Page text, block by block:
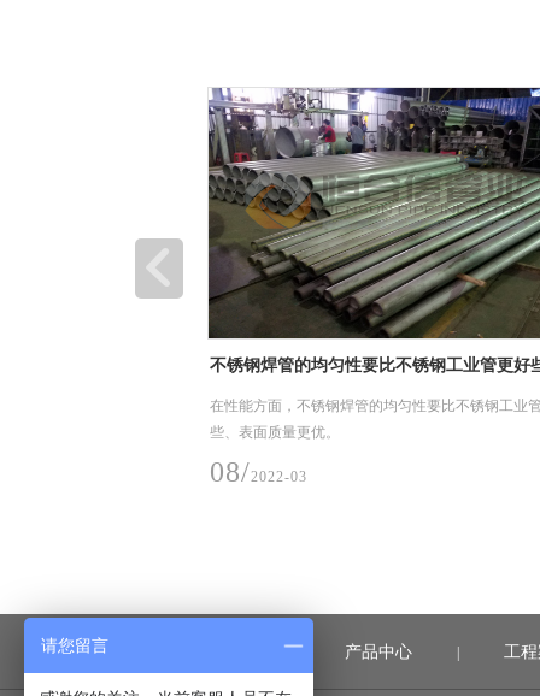
不锈钢焊管的均匀性要比不锈钢工业管更好
在性能方面，不锈钢焊管的均匀性要比不锈钢工业
些、表面质量更优。
08/2022-03
| 产品中心 | 工
请您留言